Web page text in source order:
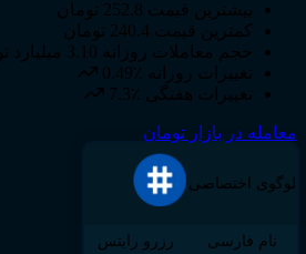
بیشترین قیمت 252.8 تومان
کمترین قیمت 240.4 تومان
حجم معاملات روزانه 3.10 میلیارد تومان
تغییرات روزانه 0.49٪
تغییرات هفتگی 7.3٪
معامله در بازار تومان
لوگوی اختصاصی
نام فارسی
رزرو رایتس